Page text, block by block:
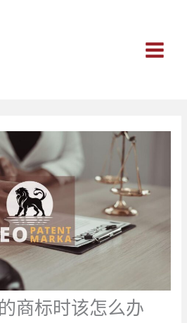
商标时该怎么办